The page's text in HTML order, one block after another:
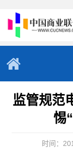
监管规范
惕
时间：